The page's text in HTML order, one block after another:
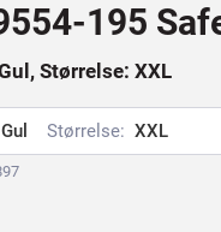
195
Størrelse: XXL
Størrelse: XXL